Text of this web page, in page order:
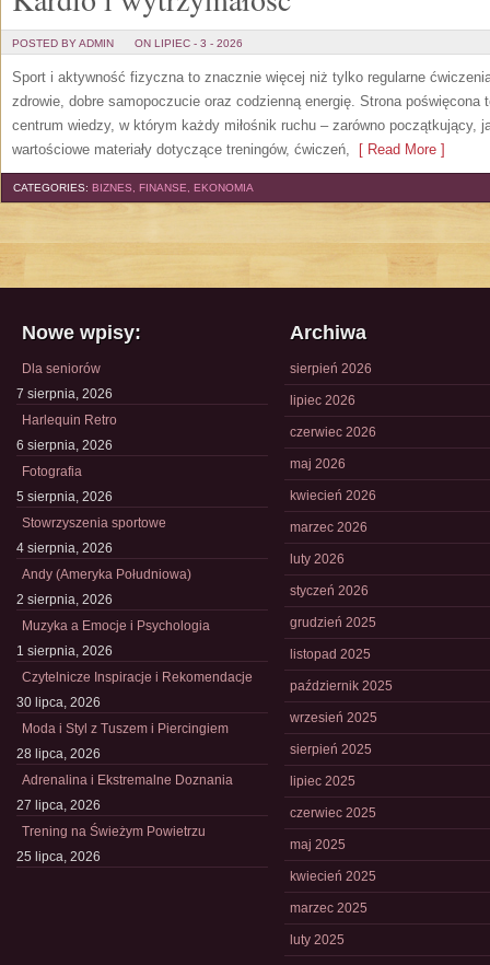
POSTED BY ADMIN ON LIPIEC - 3 - 2026
Sport i aktywność fizyczna to znacznie więcej niż tylko regularne
zdrowie, dobre samopoczucie oraz codzienną energię. Strona poświęcona
centrum wiedzy, w którym każdy miłośnik ruchu – zarówno początkujący,
wartościowe materiały dotyczące treningów, ćwiczeń, [ Read More ]
CATEGORIES: BIZNES, FINANSE, EKONOMIA
Nowe wpisy:
Dla seniorów
7 sierpnia, 2026
Harlequin Retro
6 sierpnia, 2026
Fotografia
5 sierpnia, 2026
Stowrzyszenia sportowe
4 sierpnia, 2026
Andy (Ameryka Południowa)
2 sierpnia, 2026
Muzyka a Emocje i Psychologia
1 sierpnia, 2026
Czytelnicze Inspiracje i Rekomendacje
30 lipca, 2026
Moda i Styl z Tuszem i Piercingiem
28 lipca, 2026
Adrenalina i Ekstremalne Doznania
27 lipca, 2026
Trening na Świeżym Powietrzu
25 lipca, 2026
Archiwa
sierpień 2026
lipiec 2026
czerwiec 2026
maj 2026
kwiecień 2026
marzec 2026
luty 2026
styczeń 2026
grudzień 2025
listopad 2025
październik 2025
wrzesień 2025
sierpień 2025
lipiec 2025
czerwiec 2025
maj 2025
kwiecień 2025
marzec 2025
luty 2025